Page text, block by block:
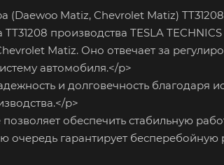
(Daewoo Matiz, Chevrolet Matiz)
производства TESLA
Matiz. Оно отвечает за
автомобиля.</p>
и долговечность благодаря
p>
обеспечить стабильную
очередь гарантирует бесперебойную